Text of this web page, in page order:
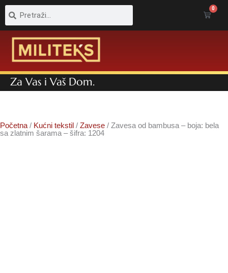
Pretraga 0
Cart
Za Vas i Vaš Dom.
Početna / Kućni tekstil / Zavese / Zavesa od bambusa – boja: bela
sa zlatnim šarama – šifra: 1204